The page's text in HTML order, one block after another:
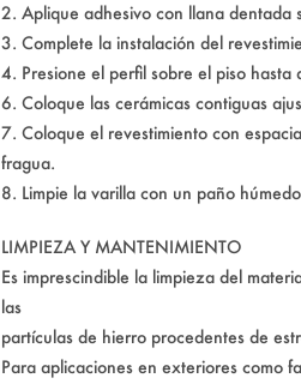
2. Aplique adhesivo con llana dentada
3. Complete la instalación del
4. Presione el perfil sobre el piso
6. Coloque las cerámicas contiguas
7. Coloque el revestimiento con
fragua.
8. Limpie la varilla con un paño
LIMPIEZA Y MANTENIMIENTO
Es imprescindible la limpieza del
las
partículas de hierro procedentes de
Para aplicaciones en exteriores como